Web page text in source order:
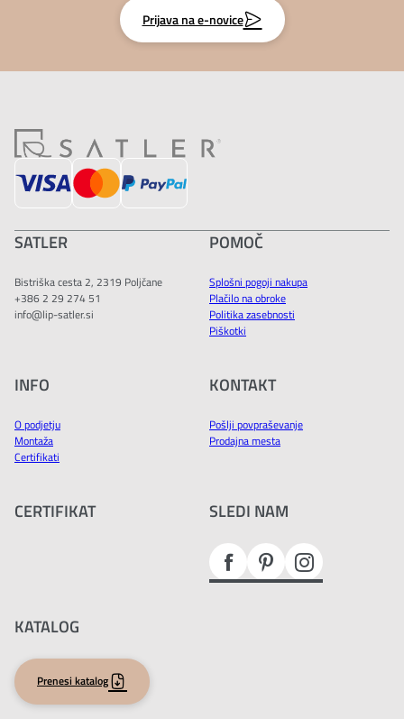
Prijava na e-novice
SATLER
Bistriška cesta 2, 2319 Poljčane
+386 2 29 274 51
info@lip-satler.si
POMOČ
Splošni pogoji nakupa
Plačilo na obroke
Politika zasebnosti
Piškotki
INFO
O podjetju
Montaža
Certifikati
KONTAKT
Pošlji povpraševanje
Prodajna mesta
CERTIFIKAT SLEDI NAM
KATALOG
Prenesi katalog